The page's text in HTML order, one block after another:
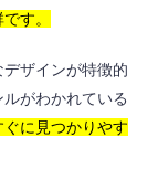
す。
ザインが特徴的
がわかれている
に見つかりやす